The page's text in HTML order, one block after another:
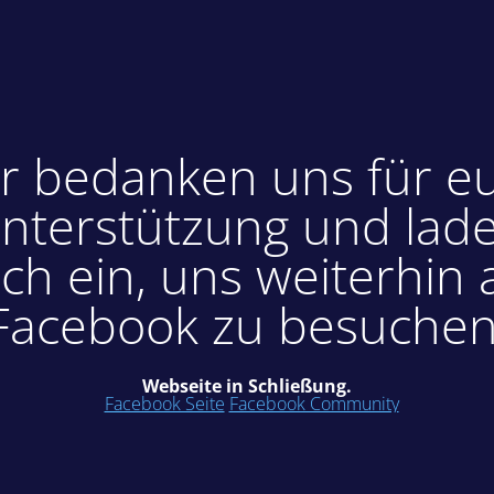
bedanken uns für
und
ein, uns weiterhin
zu
Webseite in Schließung.
Facebook Seite Facebook Community